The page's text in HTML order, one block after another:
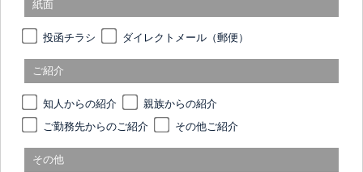
紙面
投函チラシ ダイレクトメール（郵便）
ご紹介
知人からの紹介
親族からの紹介
ご勤務先からのご紹介
その他ご紹介
その他